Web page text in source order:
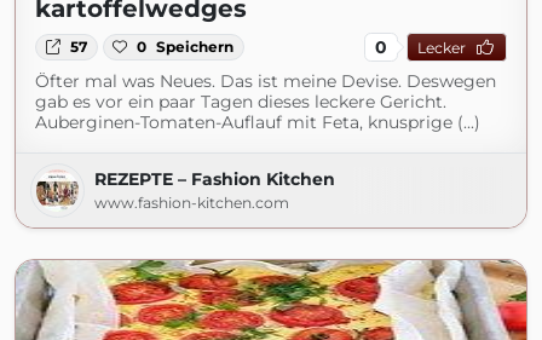
kartoffelwedges
57 0 Speichern 0 Lecker
Öfter mal was Neues. Das ist meine Devise. Deswegen
gab es vor ein paar Tagen dieses leckere Gericht.
Auberginen-Tomaten-Auflauf mit Feta, knusprige (...)
REZEPTE – Fashion Kitchen
www.fashion-kitchen.com